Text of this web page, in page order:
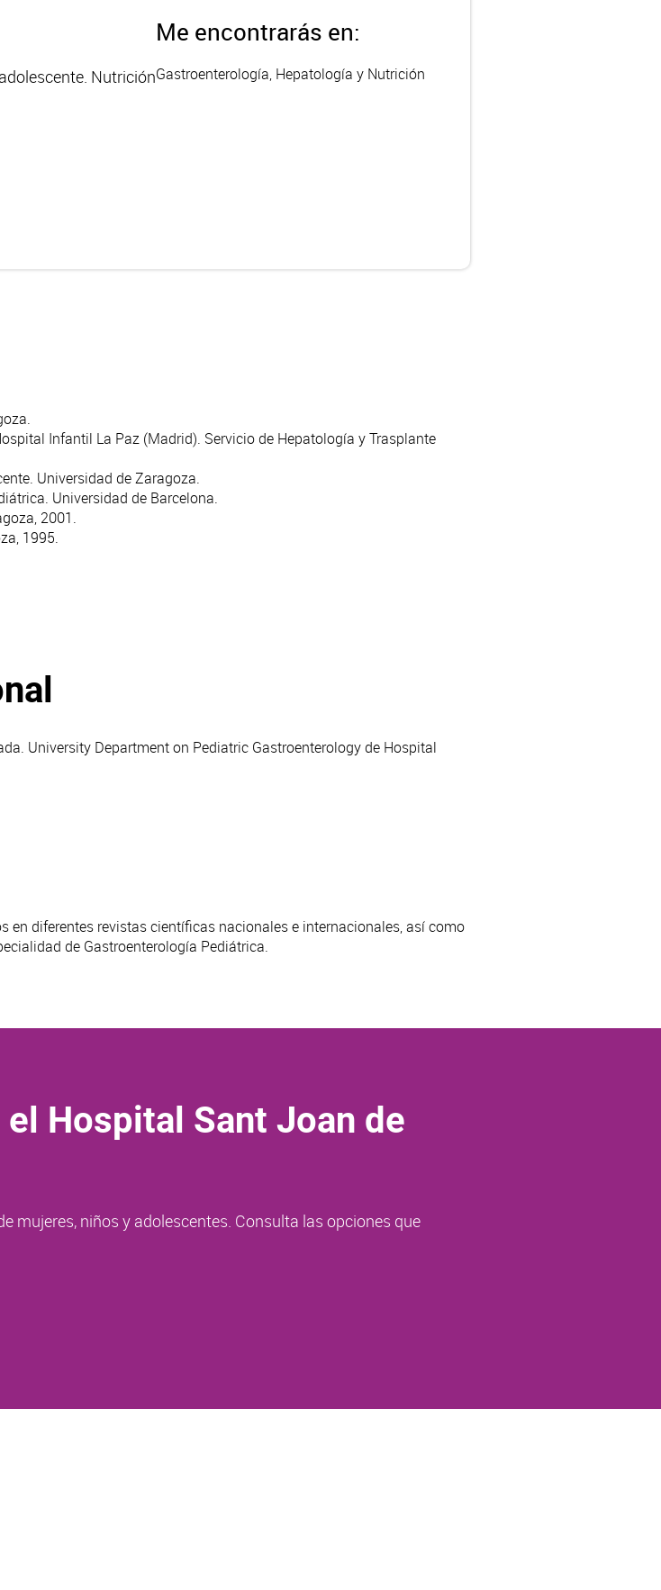
Nutrición
Me encontrarás en:
Gastroenterología, Hepatología y Nutrición
Infantil La Paz (Madrid). Servicio de Hepatología y Trasplante
Universidad de Zaragoza.
Universidad de Barcelona.
2001.
1995.
University Department on Pediatric Gastroenterology de Hospital
diferentes revistas científicas nacionales e internacionales, así como
de Gastroenterología Pediátrica.
Hospital Sant Joan de
mujeres, niños y adolescentes. Consulta las opciones que